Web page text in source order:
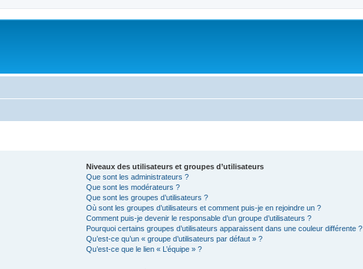
Niveaux des utilisateurs et groupes d’utilisateurs
Que sont les administrateurs ?
Que sont les modérateurs ?
Que sont les groupes d’utilisateurs ?
Où sont les groupes d’utilisateurs et comment puis-je en rejoindre un ?
Comment puis-je devenir le responsable d’un groupe d’utilisateurs ?
Pourquoi certains groupes d’utilisateurs apparaissent dans une couleur différente ?
Qu’est-ce qu’un « groupe d’utilisateurs par défaut » ?
Qu’est-ce que le lien « L’équipe » ?